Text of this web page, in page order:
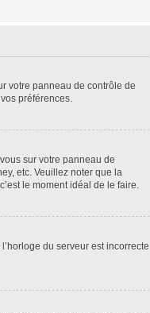
votre panneau de contrôle de
préférences.
sur votre panneau de
etc. Veuillez noter que la
le moment idéal de le faire.
du serveur est incorrecte